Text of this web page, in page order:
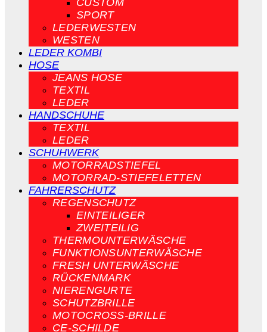
CUSTOM
SPORT
LEDERWESTEN
WESTEN
LEDER KOMBI
HOSE
JEANS HOSE
TEXTIL
LEDER
HANDSCHUHE
TEXTIL
LEDER
SCHUHWERK
MOTORRADSTIEFEL
MOTORRAD-STIEFELETTEN
FAHRERSCHUTZ
REGENSCHUTZ
EINTEILIGER
ZWEITEILIG
THERMOUNTERWÄSCHE
FUNKTIONSUNTERWÄSCHE
FRESH UNTERWÄSCHE
RÜCKENMARK
NIERENGURTE
SCHUTZBRILLE
MOTOCROSS-BRILLE
CE-SCHILDE